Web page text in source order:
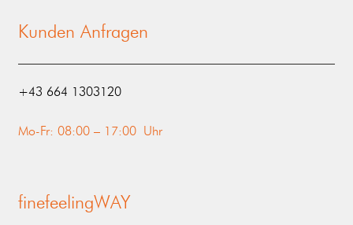
Kunden Anfragen
‭+43 664 1303120‬
Mo-Fr: 08:00 – 17:00 Uhr
finefeelingWAY